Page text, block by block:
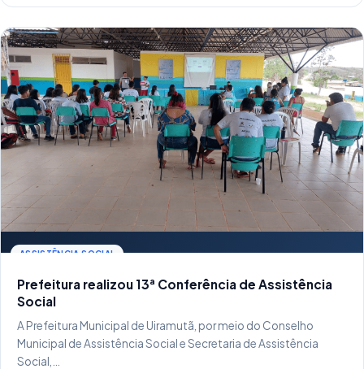
ASSISTÊNCIA SOCIAL
Prefeitura realizou 13ª Conferência de Assistência
Social
A Prefeitura Municipal de Uiramutã, por meio do Conselho
Municipal de Assistência Social e Secretaria de Assistência
Social,…